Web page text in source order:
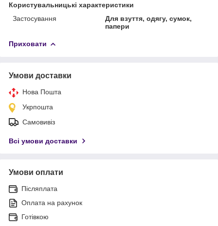
Користувальницькі характеристики
Застосування
Для взуття, одягу, сумок,
папери
Приховати
Умови доставки
Нова Пошта
Укрпошта
Самовивіз
Всі умови доставки
Умови оплати
Післяплата
Оплата на рахунок
Готівкою